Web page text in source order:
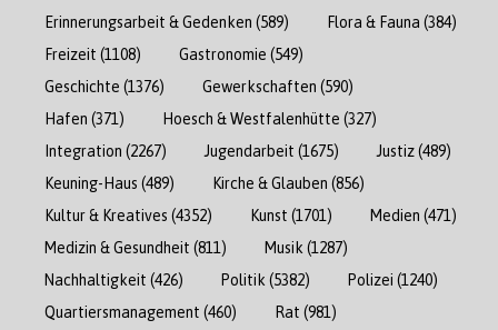
Erinnerungsarbeit & Gedenken (589) Flora & Fauna (384)
Freizeit (1108) Gastronomie (549)
Geschichte (1376) Gewerkschaften (590)
Hafen (371) Hoesch & Westfalenhütte (327)
Integration (2267) Jugendarbeit (1675) Justiz(489)
Keuning-Haus (489) Kirche & Glauben (856)
Kultur & Kreatives (4352) Kunst (1701) Medien (471)
Medizin & Gesundheit (811) Musik (1287)
Nachhaltigkeit (426) Politik (5382) Polizei (1240)
Quartiersmanagement (460) Rat (981)